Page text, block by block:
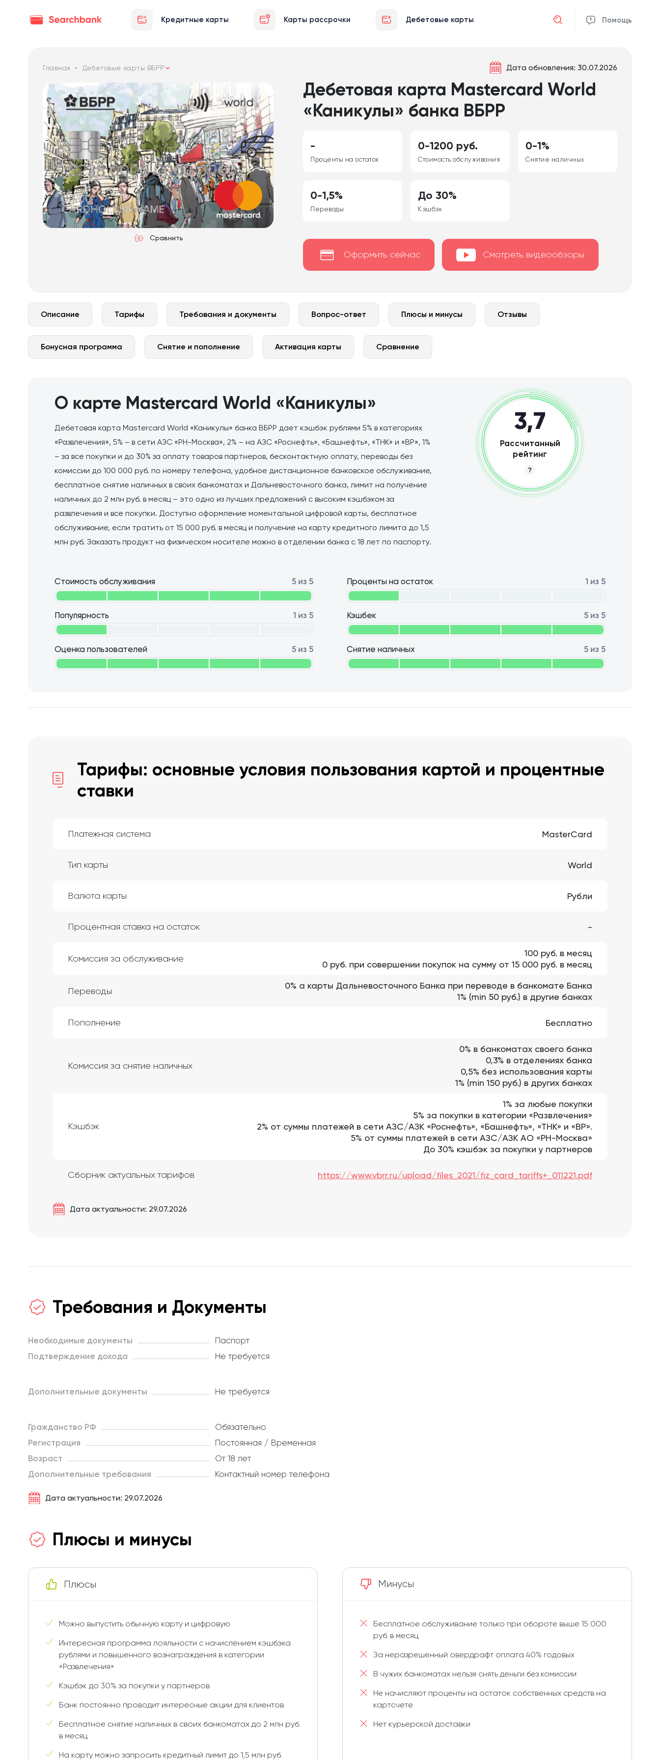
Кредитные карты Карты рассрочки Дебетовые карты Помощь
Отмена
Главная Дебетовые карты ВБРР
Сравнить
Дата обновления: 30.07.2026
Дебетовая карта Mastercard World
«Каникулы» банка ВБРР
-
Проценты на остаток
0-1200 руб.
Стоимость обслуживания
0-1%
Снятие наличных
0-1,5%
Переводы
До 30%
Кэшбэк
Оформить сейчас Смотреть видеообзоры
Описание Тарифы Требования и документы Вопрос-ответ Плюсы и минусы Отзывы
Бонусная программа Снятие и пополнение Активация карты Сравнение
О карте Mastercard World «Каникулы»
Дебетовая карта Mastercard World «Каникулы» банка ВБРР дает кэшбэк рублями 5% в категориях
«Развлечения», 5% – в сети АЗС «РН-Москва», 2% – на АЗС «Роснефть», «Башнефть», «ТНК» и «ВР», 1%
– за все покупки и до 30% за оплату товаров партнеров, бесконтактную оплату, переводы без
комиссии до 100 000 руб. по номеру телефона, удобное дистанционное банковское обслуживание,
бесплатное снятие наличных в своих банкоматах и Дальневосточного банка, лимит на получение
наличных до 2 млн руб. в месяц – это одно из лучших предложений с высоким кэшбэком за
развлечения и все покупки. Доступно оформление моментальной цифровой карты, бесплатное
обслуживание, если тратить от 15 000 руб. в месяц и получение на карту кредитного лимита до 1,5
млн руб. Заказать продукт на физическом носителе можно в отделении банка с 18 лет по паспорту.
Проценты на остаток 1 из 5
Кэшбек 5 из 5
Снятие наличных 5 из 5
Стоимость обслуживания 5 из 5
Популярность 1 из 5
Оценка пользователей 5 из 5
3,7
Рассчитанный
рейтинг
Тарифы: основные условия пользования картой и процентные
ставки
Платежная система MasterCard
Тип карты World
Валюта карты Рубли
Процентная ставка на остаток -
Комиссия за обслуживание
100 руб. в месяц
0 руб. при совершении покупок на сумму от 15 000 руб. в месяц
Переводы
0% а карты Дальневосточного Банка при переводе в банкомате Банка
1% (min 50 руб.) в другие банках
Пополнение Бесплатно
Комиссия за снятие наличных
0% в банкоматах своего банка
0,3% в отделениях банка
0,5% без использования карты
1% (min 150 руб.) в других банках
Кэшбэк
1% за любые покупки
5% за покупки в категории «Развлечения»
2% от суммы платежей в сети АЗС/АЗК «Роснефть», «Башнефть», «ТНК» и «ВР».
5% от суммы платежей в сети АЗС/АЗК АО «РН-Москва»
До 30% кэшбэк за покупки у партнеров
Сборник актуальных тарифов https://www.vbrr.ru/upload/files_2021/fiz_card_tariffs+_011221.pdf
Дата актуальности: 29.07.2026
Требования и Документы
Необходимые документы
Паспорт
Подтверждение дохода
Не требуется
Дополнительные документы Не требуется
Гражданство РФ
Обязательно
Регистрация
Постоянная / Временная
Возраст
От 18 лет
Дополнительные требования
Контактный номер телефона
Дата актуальности: 29.07.2026
Плюсы и минусы
Плюсы
Можно выпустить обычную карту и цифровую
Интересная программа лояльности с начислением кэшбэка
рублями и повышенного вознаграждения в категории
«Развлечения»
Кэшбэк до 30% за покупки у партнеров
Банк постоянно проводит интересные акции для клиентов
Бесплатное снятие наличных в своих банкоматах до 2 млн руб.
в месяц
На карту можно запросить кредитный лимит до 1,5 млн руб.
Минусы
Бесплатное обслуживание только при обороте выше 15 000
руб. в месяц
За неразрешенный овердрафт оплата 40% годовых
В чужих банкоматах нельзя снять деньги без комиссии
Не начисляют проценты на остаток собственных средств на
картсчете
Нет курьерской доставки